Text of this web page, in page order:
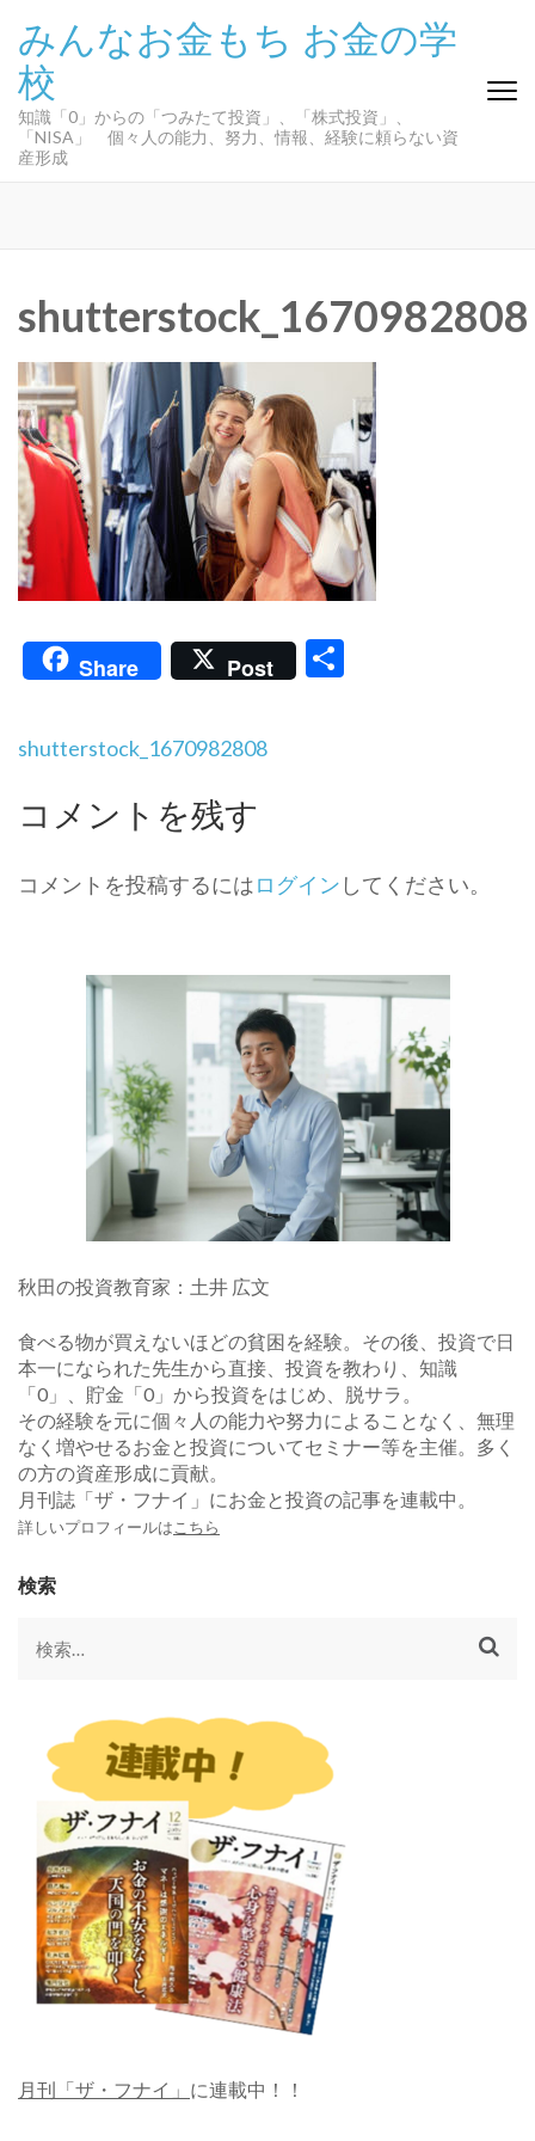
ン
テ
ン
ツ
へ
(Enter
を
押
す)
みんなお金もち お金の学
校
知識「0」からの「つみたて投資」、「株式投資」、
「NISA」 個々人の能力、努力、情報、経験に頼らない資
産形成
shutterstock_1670982808
Share Post
投
ナ
ビ
ー
shutterstock_1670982808
コメントを残す
コメントを投稿するにはログイン してください。
秋田の投資教育家：土井 広文
食べる物が買えないほどの貧困を経験。その後、投資で日
本一になられた先生から直接、投資を教わり、知識
「0」、貯金「0」から投資をはじめ、脱サラ。
その経験を元に個々人の能力や努力によることなく、無理
なく増やせるお金と投資についてセミナー等を主催。多く
の方の資産形成に貢献。
月刊誌「ザ・フナイ」にお金と投資の記事を連載中。
詳しいプロフィールは こちら
検索
検
月刊「ザ・フナイ」 に連載中！！